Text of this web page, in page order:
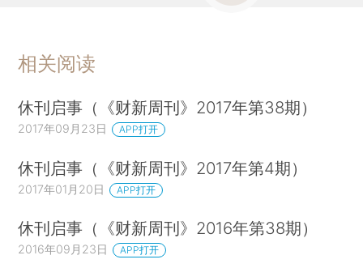
相关阅读
休刊启事（《财新周刊》2017年第38期）
2017年09月23日 APP打开
休刊启事（《财新周刊》2017年第4期）
2017年01月20日 APP打开
休刊启事（《财新周刊》2016年第38期）
2016年09月23日 APP打开